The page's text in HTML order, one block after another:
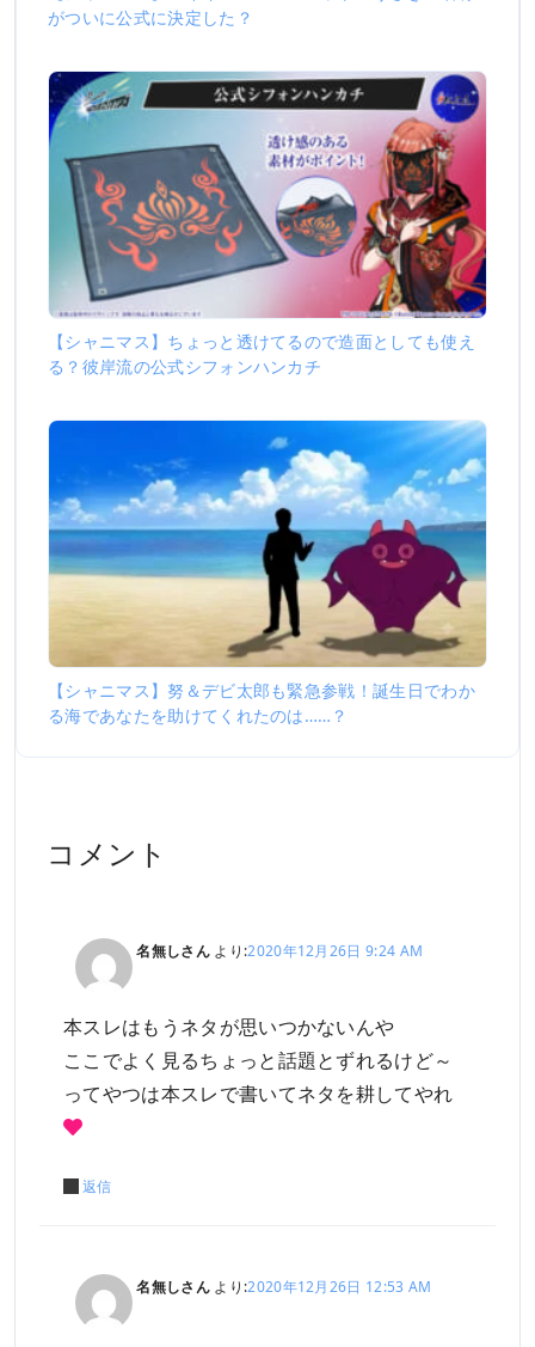
がついに公式に決定した？
【シャニマス】ちょっと透けてるので造面としても使え
る？彼岸流の公式シフォンハンカチ
【シャニマス】努＆デビ太郎も緊急参戦！誕生日でわか
る海であなたを助けてくれたのは……？
コメント
名無しさん より:2020年12月26日 9:24 AM
本スレはもうネタが思いつかないんや
ここでよく見るちょっと話題とずれるけど～
ってやつは本スレで書いてネタを耕してやれ
返信
名無しさん より:2020年12月26日 12:53 AM